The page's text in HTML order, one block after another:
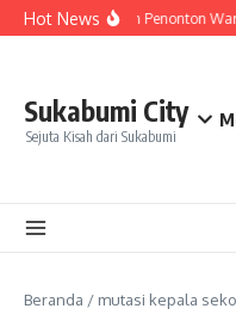
Lewati ke konten
Hot NewsLautan Penonton
Sukabumi City
Sejuta Kisah dari Sukabumi
Beranda / mutasi kepala